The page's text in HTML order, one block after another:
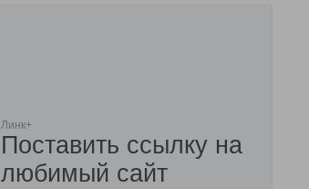
Линк+
Поставить ссылку на
любимый сайт